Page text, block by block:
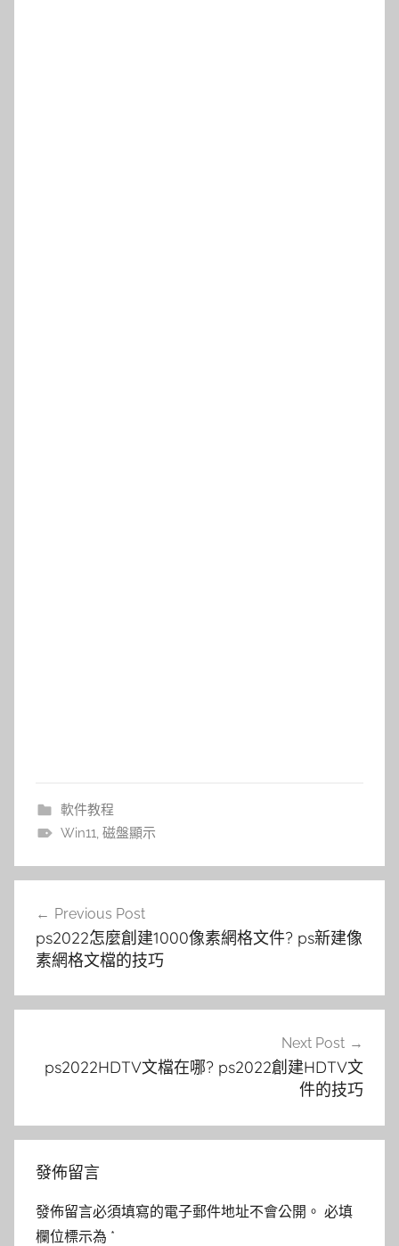
軟件教程
Win11 磁盤顯示
覽
Previous Post
ps2022怎麼創建1000像素網格文件? ps新建像
素網格文檔的技巧
Next Post
ps2022HDTV文檔在哪? ps2022創建HDTV文
件的技巧
發佈留言
發佈留言必須填寫的電子郵件地址不會公開。 必填
欄位標示為 *